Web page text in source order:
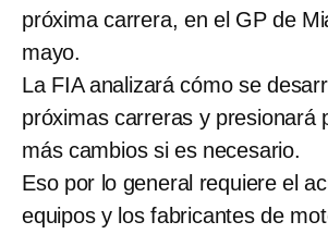
próxima carrera, en el GP de
mayo.
La FIA analizará cómo se
próximas carreras y presionará
más cambios si es necesario.
Eso por lo general requiere el
equipos y los fabricantes de